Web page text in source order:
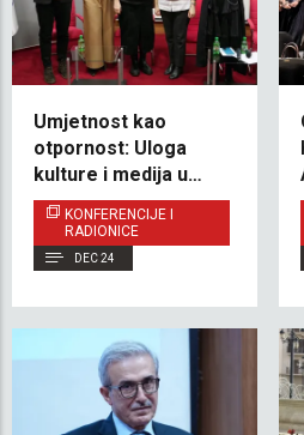
Umjetnost kao
otpornost: Uloga
kulture i medija u
borbi protiv rodno
zasnovanog nasilja
KONFERENCIJE I
RADIONICE
DEC 24